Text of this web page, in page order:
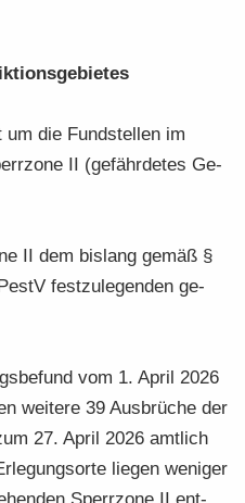
die Fund­stel­len im
II (ge­fähr­de­tes Ge­
II dem bis­lang gemäß §
fest­zu­le­gen­den ge­
vom 1. April 2026
wei­te­re 39 Aus­brü­che der
27. April 2026 amt­lich
lie­gen we­ni­ger
Sperr­zo­ne II ent­